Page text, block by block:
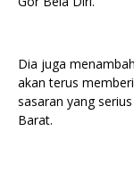
Dia juga
akan terus
sasaran yang
Barat.